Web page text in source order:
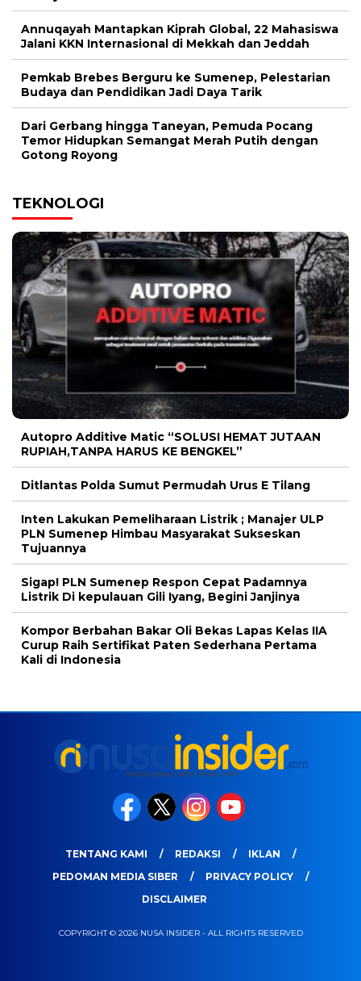
Annuqayah Mantapkan Kiprah Global, 22 Mahasiswa
Jalani KKN Internasional di Mekkah dan Jeddah
Pemkab Brebes Berguru ke Sumenep, Pelestarian
Budaya dan Pendidikan Jadi Daya Tarik
Dari Gerbang hingga Taneyan, Pemuda Pocang
Temor Hidupkan Semangat Merah Putih dengan
Gotong Royong
TEKNOLOGI
Autopro Additive Matic “SOLUSI HEMAT JUTAAN
RUPIAH,TANPA HARUS KE BENGKEL”
Ditlantas Polda Sumut Permudah Urus E Tilang
Inten Lakukan Pemeliharaan Listrik ; Manajer ULP
PLN Sumenep Himbau Masyarakat Sukseskan
Tujuannya
Sigap! PLN Sumenep Respon Cepat Padamnya
Listrik Di kepulauan Gili Iyang, Begini Janjinya
Kompor Berbahan Bakar Oli Bekas Lapas Kelas IIA
Curup Raih Sertifikat Paten Sederhana Pertama
Kali di Indonesia
TENTANG KAMI REDAKSI
IKLAN
PEDOMAN MEDIA SIBER
PRIVACY POLICY
DISCLAIMER
COPYRIGHT © 2026 NUSA INSIDER - ALL RIGHTS RESERVED